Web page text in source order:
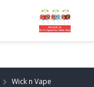
Wick n Vape